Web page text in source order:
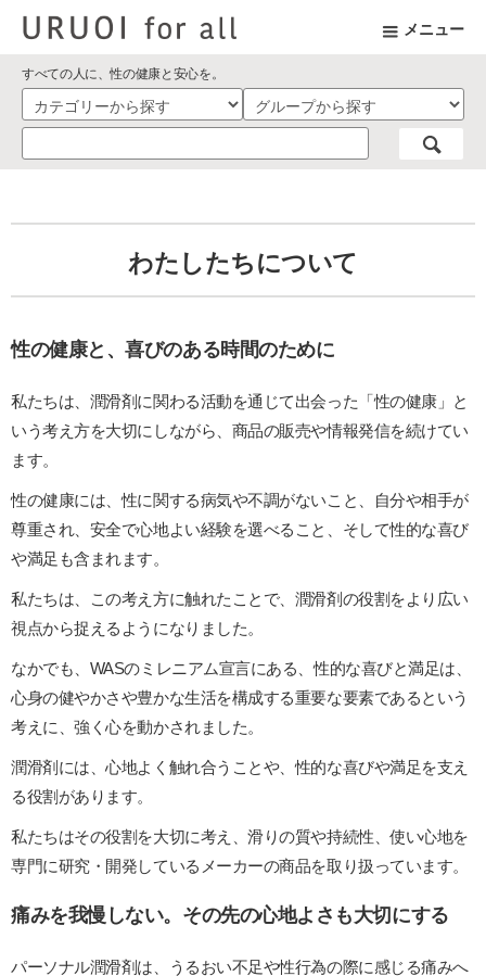
メニュー
すべての人に、性の健康と安心を。
わたしたちについて
性の健康と、喜びのある時間のために
私たちは、潤滑剤に関わる活動を通じて出会った「性の健康」と
いう考え方を大切にしながら、商品の販売や情報発信を続けてい
ます。
性の健康には、性に関する病気や不調がないこと、自分や相手が
尊重され、安全で心地よい経験を選べること、そして性的な喜び
や満足も含まれます。
私たちは、この考え方に触れたことで、潤滑剤の役割をより広い
視点から捉えるようになりました。
なかでも、WASのミレニアム宣言にある、性的な喜びと満足は、
心身の健やかさや豊かな生活を構成する重要な要素であるという
考えに、強く心を動かされました。
潤滑剤には、心地よく触れ合うことや、性的な喜びや満足を支え
る役割があります。
私たちはその役割を大切に考え、滑りの質や持続性、使い心地を
専門に研究・開発しているメーカーの商品を取り扱っています。
痛みを我慢しない。その先の心地よさも大切にする
パーソナル潤滑剤は、うるおい不足や性行為の際に感じる痛みへ